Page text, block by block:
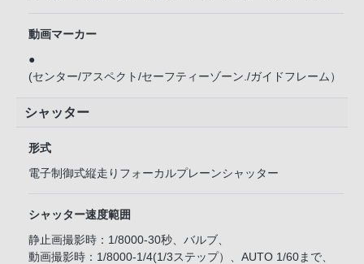
動画マーカー
●
(センター/アスペクト/セーフティーゾーン./ガイドフレーム）
シャッター
形式
電子制御式縦走りフォーカルプレーンシャッター
シャッター速度範囲
静止画撮影時：1/8000-30秒、バルブ、
動画撮影時：1/8000-1/4(1/3ステップ）、AUTO 1/60まで、